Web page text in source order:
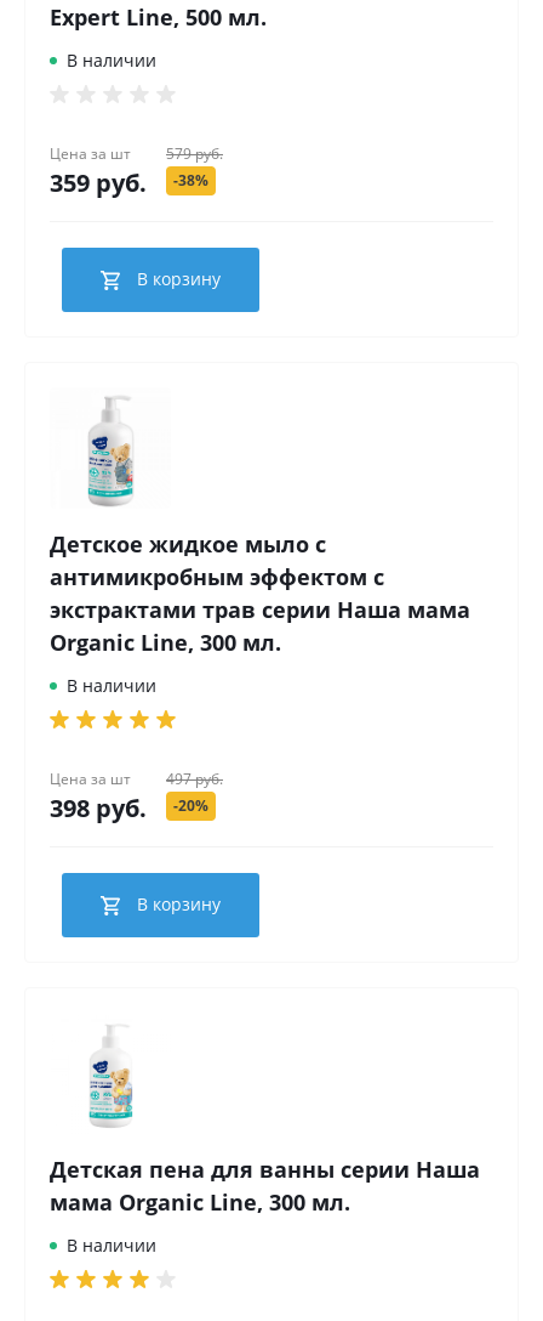
Expert Line, 500 мл.
В наличии
Цена за шт
359 руб.
579 руб.
-38%
В корзину
Детское жидкое мыло с
антимикробным эффектом с
экстрактами трав серии Наша мама
Organic Line, 300 мл.
В наличии
Цена за шт
398 руб.
497 руб.
-20%
В корзину
Детская пена для ванны серии Наша
мама Organic Line, 300 мл.
В наличии